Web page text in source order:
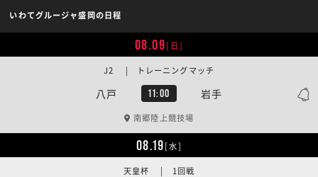
いわてグルージャ盛岡の日程
08.09[日]
八戸 11:00 岩手
J2 | トレーニングマッチ
南郷陸上競技場
08.19[水]
天皇杯 | 1回戦